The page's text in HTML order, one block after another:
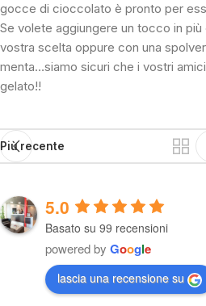
gocce di cioccolato è pronto per
Se volete aggiungere un tocco in
vostra scelta oppure con una
menta…siamo sicuri che i vostri
gelato!!
Più recente
5.0
Basato su 99 recensioni
powered by Google
lascia una recensione su